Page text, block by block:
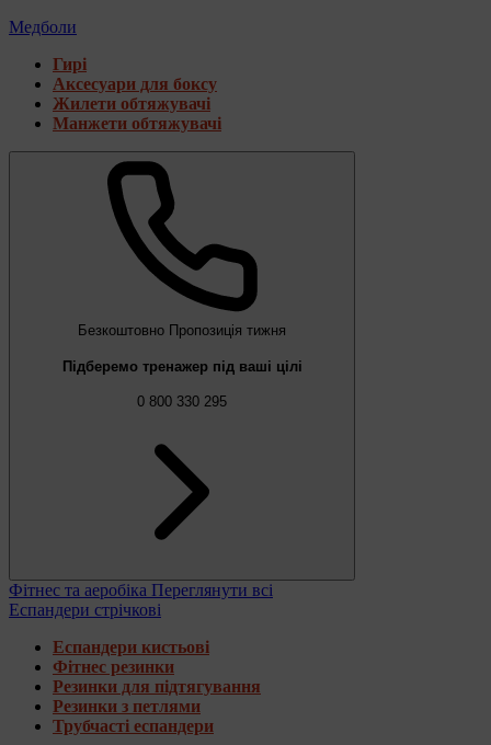
Медболи
Гирі
Аксесуари для боксу
Жилети обтяжувачі
Манжети обтяжувачі
Безкоштовно Пропозиція тижня
Підберемо тренажер під ваші цілі
0 800 330 295
Фітнес та аеробіка Переглянути всі
Еспандери стрічкові
Еспандери кистьові
Фітнес резинки
Резинки для підтягування
Резинки з петлями
Трубчасті еспандери